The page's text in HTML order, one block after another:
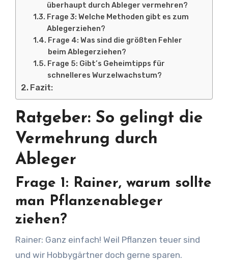
überhaupt durch Ableger vermehren?
Frage 3: Welche Methoden gibt es zum
Ablegerziehen?
Frage 4: Was sind die größten Fehler
beim Ablegerziehen?
Frage 5: Gibt’s Geheimtipps für
schnelleres Wurzelwachstum?
Fazit:
Ratgeber: So gelingt die
Vermehrung durch
Ableger
Frage 1: Rainer, warum sollte
man Pflanzenableger
ziehen?
Rainer: Ganz einfach! Weil Pflanzen teuer sind
und wir Hobbygärtner doch gerne sparen.